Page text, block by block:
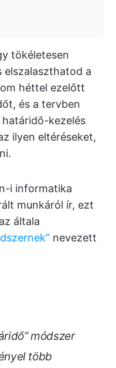
tökéletesen
elszalaszthatod a
héttel ezelőtt
és a tervben
határidő-kezelés
ilyen eltéréseket,
i informatika
munkáról ír, ezt
általa
nevezett
módszer
több